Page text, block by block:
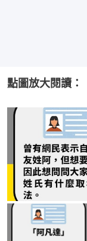
點圖放大閱讀：